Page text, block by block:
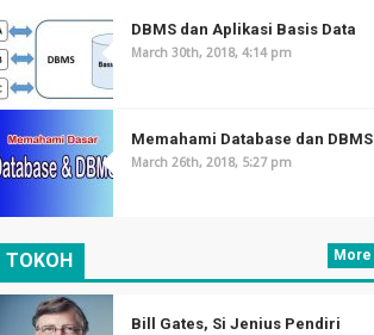
DBMS dan Aplikasi Basis Data
March 30th, 2018, 4:14 pm
Memahami Database dan DBMS
March 26th, 2018, 5:27 pm
TOKOH More
Bill Gates, Si Jenius Pendiri